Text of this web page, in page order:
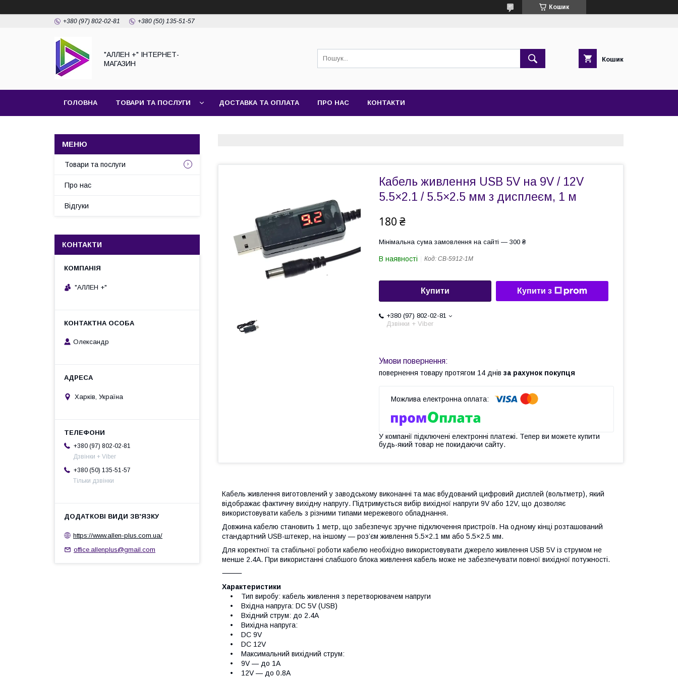
Кошик
+380 (97) 802-02-81 +380 (50) 135-51-57
"АЛЛЕН +" ІНТЕРНЕТ-
МАГАЗИН
Кошик
ГОЛОВНА ТОВАРИ ТА ПОСЛУГИ ДОСТАВКА ТА ОПЛАТА ПРО НАС КОНТАКТИ
Кабель живлення USB 5V на 9V / 12V
5.5×2.1 / 5.5×2.5 мм з дисплеєм, 1 м
180 ₴
Мінімальна сума замовлення на сайті — 300 ₴
В наявності Код: CB-5912-1M
Купити Купити з
+380 (97) 802-02-81
Дзвінки + Viber
повернення товару протягом 14 днів за рахунок покупця
У компанії підключені електронні платежі. Тепер ви можете купити
будь-який товар не покидаючи сайту.
Кабель живлення виготовлений у заводському виконанні та має вбудований цифровий дисплей (вольтметр), який
відображає фактичну вихідну напругу. Підтримується вибір вихідної напруги 9V або 12V, що дозволяє
використовувати кабель з різними типами мережевого обладнання.
Довжина кабелю становить 1 метр, що забезпечує зручне підключення пристроїв. На одному кінці розташований
стандартний USB-штекер, на іншому — роз’єм живлення 5.5×2.1 мм або 5.5×2.5 мм.
Для коректної та стабільної роботи кабелю необхідно використовувати джерело живлення USB 5V із струмом не
менше 2.4A. При використанні слабшого блока живлення кабель може не забезпечувати повної вихідної потужності.
⸻
Характеристики
• Тип виробу: кабель живлення з перетворювачем напруги
• Вхідна напруга: DC 5V (USB)
• Вхідний струм: до 2.4A
• Вихідна напруга:
• DC 9V
• DC 12V
• Максимальний вихідний струм:
• 9V — до 1A
• 12V — до 0.8A
Товари та послуги
Про нас
Відгуки
КОНТАКТИ
"АЛЛЕН +"
Олександр
Харків, Україна
+380 (97) 802-02-81
Дзвінки + Viber
+380 (50) 135-51-57
Тільки дзвінки
https://www.allen-plus.com.ua/
office.allenplus@gmail.com